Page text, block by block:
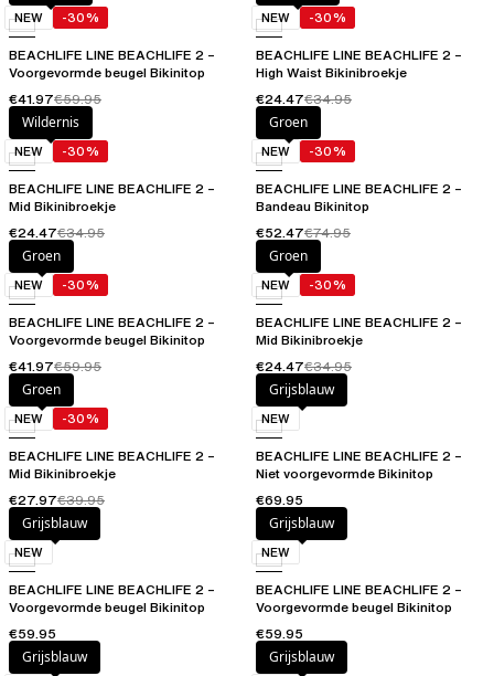
BEACHLIFE LINE BEACHLIFE 2 –
Voorgevormde beugel Bikinitop
€41.97€59.95
NEW -30%
BEACHLIFE LINE BEACHLIFE 2 –
High Waist Bikinibroekje
€24.47€34.95
NEW -30%
Wildernis
BEACHLIFE LINE BEACHLIFE 2 –
Mid Bikinibroekje
€24.47€34.95
NEW -30%
Groen
BEACHLIFE LINE BEACHLIFE 2 –
Bandeau Bikinitop
€52.47€74.95
NEW -30%
Groen
BEACHLIFE LINE BEACHLIFE 2 –
Voorgevormde beugel Bikinitop
€41.97€59.95
NEW -30%
Groen
BEACHLIFE LINE BEACHLIFE 2 –
Mid Bikinibroekje
€24.47€34.95
NEW -30%
Groen
BEACHLIFE LINE BEACHLIFE 2 –
Mid Bikinibroekje
€27.97€39.95
NEW -30%
Grijsblauw
BEACHLIFE LINE BEACHLIFE 2 –
Niet voorgevormde Bikinitop
€69.95
NEW
Grijsblauw
BEACHLIFE LINE BEACHLIFE 2 –
Voorgevormde beugel Bikinitop
€59.95
NEW
Grijsblauw
BEACHLIFE LINE BEACHLIFE 2 –
Voorgevormde beugel Bikinitop
€59.95
NEW
Grijsblauw Grijsblauw